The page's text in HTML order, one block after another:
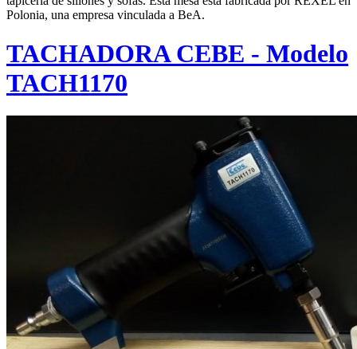
Polonia, una empresa vinculada a BeA.
TACHADORA CEBE - Modelo
TACH1170